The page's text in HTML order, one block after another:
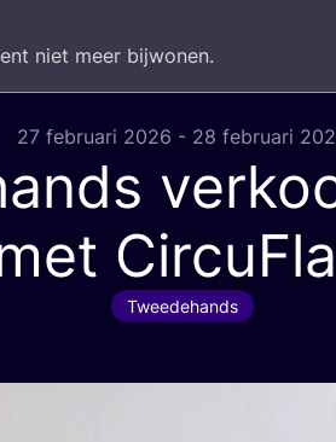
niet meer bijwonen.
27 februari 2026 - 28 februari
Tweedehands